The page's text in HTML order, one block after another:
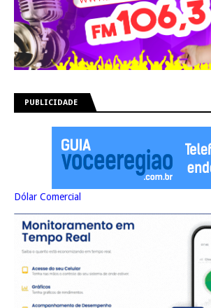
PUBLICIDADE
Dólar Comercial